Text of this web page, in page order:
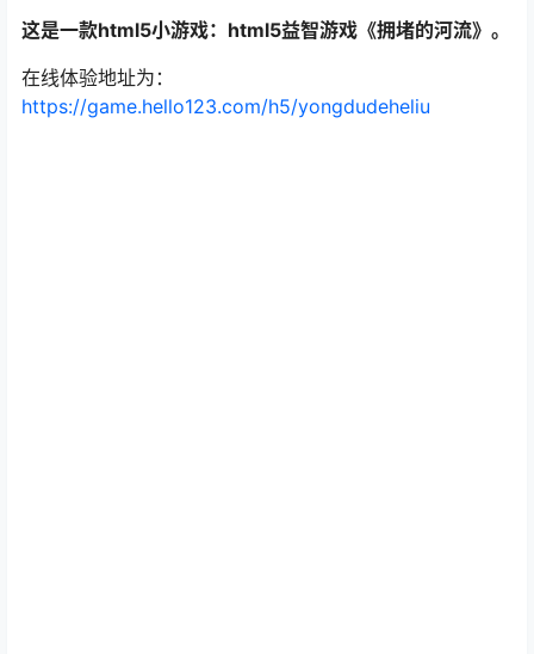
这是一款html5小游戏：html5益智游戏《拥堵的河流》。
在线体验地址为：
https://game.hello123.com/h5/yongdudeheliu